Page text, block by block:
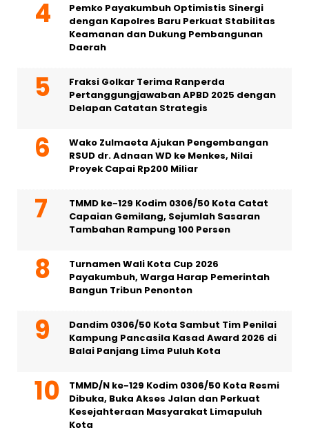
Pemko Payakumbuh Optimistis Sinergi
dengan Kapolres Baru Perkuat Stabilitas
Keamanan dan Dukung Pembangunan
Daerah
Fraksi Golkar Terima Ranperda
Pertanggungjawaban APBD 2025 dengan
Delapan Catatan Strategis
Wako Zulmaeta Ajukan Pengembangan
RSUD dr. Adnaan WD ke Menkes, Nilai
Proyek Capai Rp200 Miliar
TMMD ke-129 Kodim 0306/50 Kota Catat
Capaian Gemilang, Sejumlah Sasaran
Tambahan Rampung 100 Persen
Turnamen Wali Kota Cup 2026
Payakumbuh, Warga Harap Pemerintah
Bangun Tribun Penonton
Dandim 0306/50 Kota Sambut Tim Penilai
Kampung Pancasila Kasad Award 2026 di
Balai Panjang Lima Puluh Kota
TMMD/N ke-129 Kodim 0306/50 Kota Resmi
Dibuka, Buka Akses Jalan dan Perkuat
Kesejahteraan Masyarakat Limapuluh
Kota